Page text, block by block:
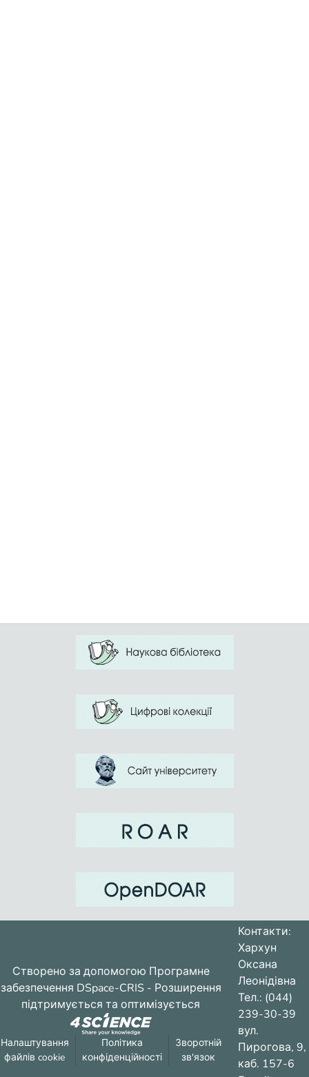
Створено за допомогою Програмне
забезпечення DSpace-CRIS - Розширення
підтримується та оптимізується
Налаштування
файлів cookie
Політика
конфіденційності
Зворотній
зв'язок
Контакти:
Хархун
Оксана
Леонідівна
Тел.: (044)
239-30-39
вул.
Пирогова, 9,
каб. 157-6